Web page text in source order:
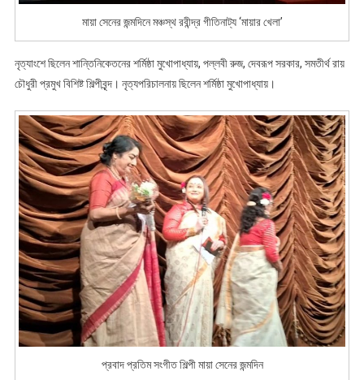
মায়া সেনের জন্মদিনে মঞ্চস্থ রবীন্দ্র গীতিনাট্য ‘মায়ার খেলা’
নৃত্যাংশে ছিলেন শান্তিনিকেতনের শর্মিষ্ঠা মুখোপাধ্যায়, পল্লবী রুজ, দেবরূপ সরকার, সমতীর্থ রায়
চৌধুরী প্রমুখ বিশিষ্ট শিল্পীবৃন্দ। নৃত্যপরিচালনায় ছিলেন শর্মিষ্ঠা মুখোপাধ্যায়।
প্রবাদ প্রতিম সংগীত শিল্পী মায়া সেনের জন্মদিন